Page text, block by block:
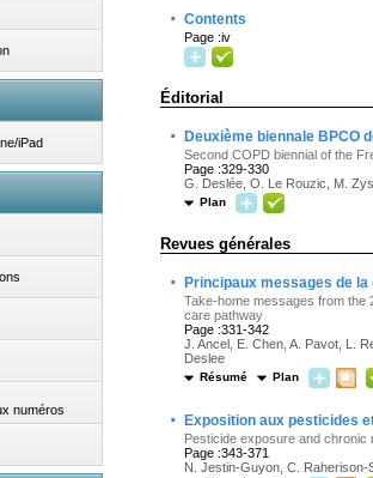
iPad
numéros
· Contents
Page :iv
Éditorial
· Deuxième biennale BPCO
Second COPD biennial of the
Page :329-330
G. Deslée, O. Le Rouzic, M.
Plan
Revues générales
· Principaux messages de
Take-home messages from the
care pathway
Page :331-342
J. Ancel, E. Chen, A. Pavot, L.
Deslee
Résumé Plan
· Exposition aux pesticides
Pesticide exposure and
Page :343-371
N. Jestin-Guyon, C. Raherison-